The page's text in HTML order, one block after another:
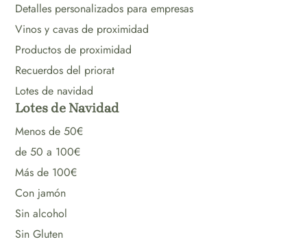
Detalles personalizados para empresas
Vinos y cavas de proximidad
Productos de proximidad
Recuerdos del priorat
Lotes de navidad
Lotes de Navidad
Menos de 50€
de 50 a 100€
Más de 100€
Con jamón
Sin alcohol
Sin Gluten